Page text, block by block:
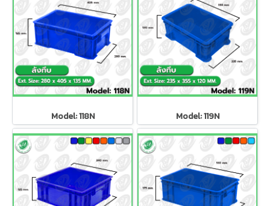
Model: 118N Model: 119N